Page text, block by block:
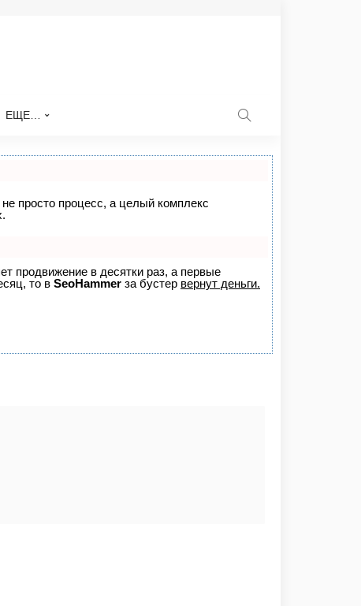
ЕЩЕ…
просто процесс, а целый комплекс
продвижение в десятки раз, а первые
то в SeoHammer за бустер вернут деньги.